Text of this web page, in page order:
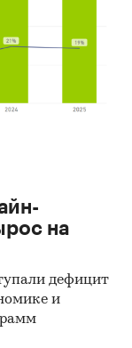
на
дефицит
и